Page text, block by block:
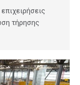
τήρησης